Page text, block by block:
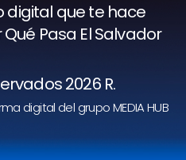
digital que te hace
Pasa El Salvador
2026 R.
digital del grupo MEDIA HUB